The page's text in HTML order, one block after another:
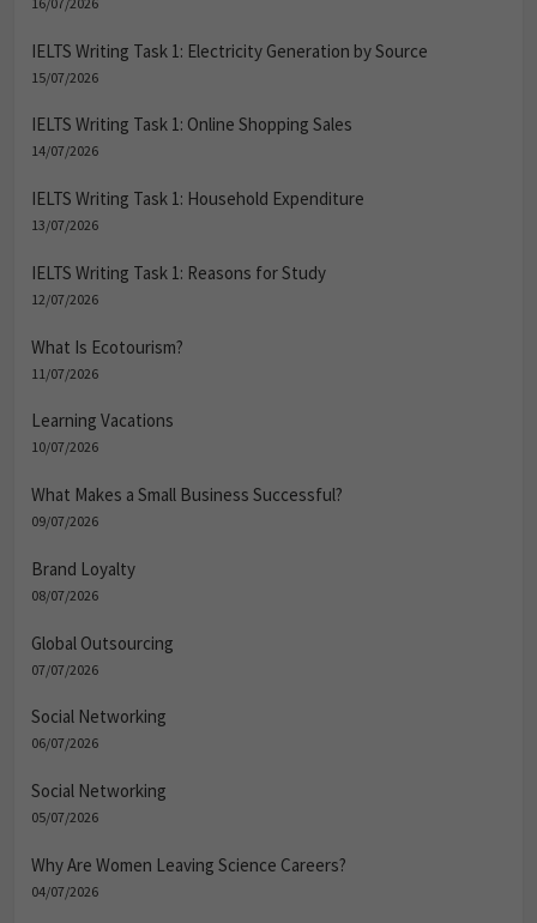
IELTS Writing Task 1: Electricity Generation by Source
15/07/2026
IELTS Writing Task 1: Online Shopping Sales
14/07/2026
IELTS Writing Task 1: Household Expenditure
13/07/2026
IELTS Writing Task 1: Reasons for Study
12/07/2026
What Is Ecotourism?
11/07/2026
Learning Vacations
10/07/2026
What Makes a Small Business Successful?
09/07/2026
Brand Loyalty
08/07/2026
Global Outsourcing
07/07/2026
Social Networking
06/07/2026
Social Networking
05/07/2026
Why Are Women Leaving Science Careers?
04/07/2026